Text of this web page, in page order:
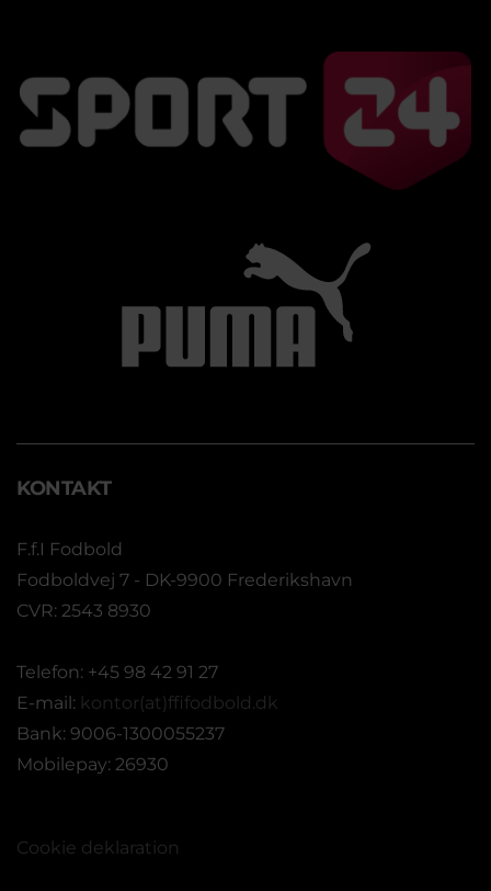
KONTAKT
F.f.I Fodbold
Fodboldvej 7 - DK-9900 Frederikshavn
CVR: 2543 8930
Telefon: +45 98 42 91 27
E-mail: kontor(at)ffifodbold.dk
Bank: 9006-1300055237
Mobilepay: 26930
Cookie deklaration